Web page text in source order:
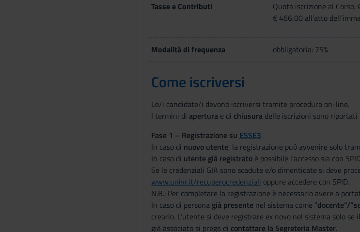
Tasse e Contributi
Quota iscrizione al
€ 466,00 all’atto
Modalità di frequenza obbligatoria: 75%
Come iscriversi
Le/i candidate/i devono iscriversi tramite procedura on-line.
I termini di aperturae di chiusura delle iscrizioni sono riportati
Fase 1 – Registrazione su ESSE3
In caso di nuovo utente, la registrazione può avvenire solo
In caso di utente già registratoè possibile l’accesso sia con
Se le credenziali GIA sono scadute e/o dimenticate si deve
www.univr.it/recuperocredenziali oppure accedere con SPID.
N.B.: Per completare la registrazione è necessario avere a
In caso di persona già presentenel sistema come “docente”/
crearlo. L’utente si deve registrare ex novo nel sistema solo
già associato si prega di contattare la Segreteria Master.